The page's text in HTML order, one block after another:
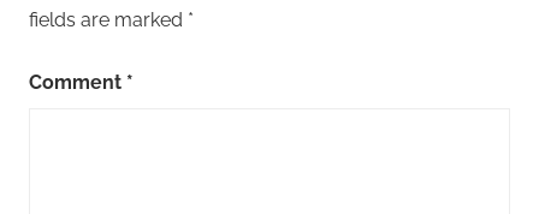
fields are marked *
Comment *